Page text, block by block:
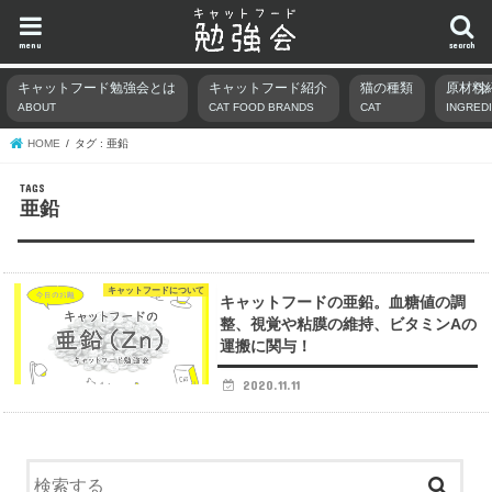
search
menu
キャットフード勉強会とは
ABOUT
キャットフード紹介
CAT FOOD BRANDS
猫の種類
CAT
原材料
HOME タグ : 亜鉛
亜鉛
キャットフードについて
キャットフードの亜鉛。血糖値の調
整、視覚や粘膜の維持、ビタミンAの
運搬に関与！
2020.11.11